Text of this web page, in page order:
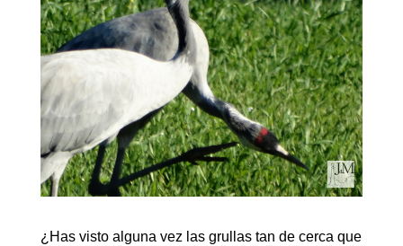
¿Has visto alguna vez las grullas tan de cerca que